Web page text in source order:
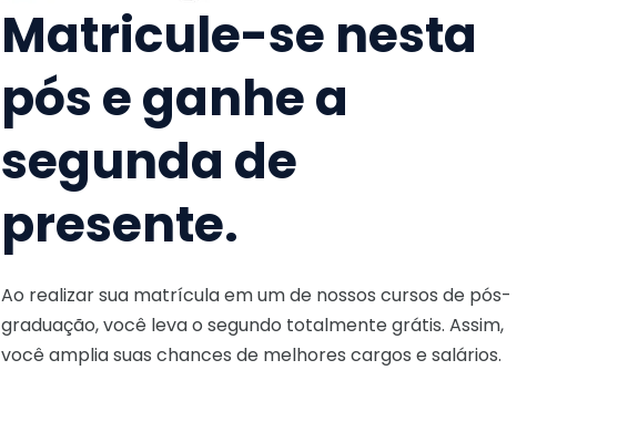
Matricule-se nesta
pós e ganhe a
segunda de
presente.
Ao realizar sua matrícula em um de nossos cursos de pós-
graduação, você leva o segundo totalmente grátis. Assim,
você amplia suas chances de melhores cargos e salários.